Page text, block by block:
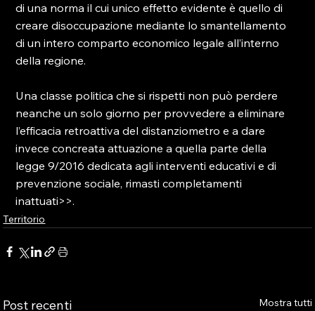
di una norma il cui unico effetto evidente è quello di
creare disoccupazione mediante lo smantellamento
di un intero comparto economico legale all’interno
della regione.
Una classe politica che si rispetti non può perdere
neanche un solo giorno per provvedere a eliminare
l’efficacia retroattiva del distanziometro e a dare
invece concreata attuazione a quella parte della
legge 9/2016 dedicata agli interventi educativi e di
prevenzione sociale, rimasti completamenti
inattuati>>.
Territorio
Post recenti Mostra tutti